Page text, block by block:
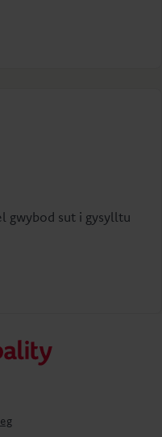
gwybod sut i gysylltu